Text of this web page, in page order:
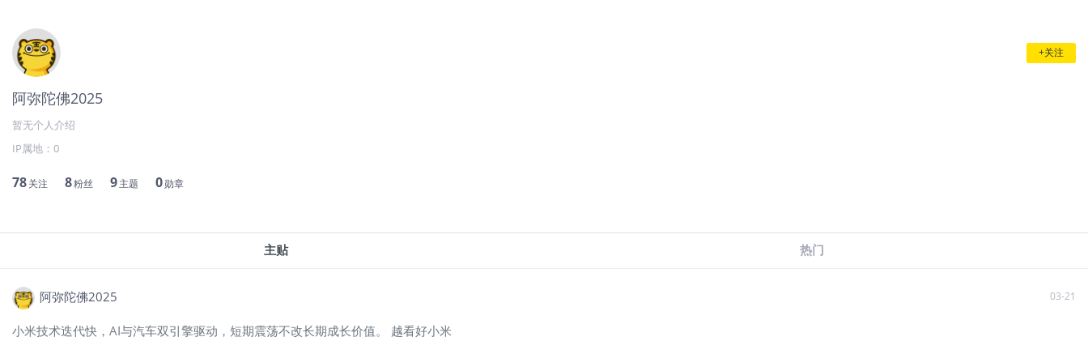
+关注
阿弥陀佛2025
暂无个人介绍
IP属地： 0
78关注 8粉丝 9主题 0勋章
主贴 热门
阿弥陀佛2025 03-21
小米技术迭代快，AI与汽车双引擎驱动，短期震荡不改长期成长价值。 越看好小米